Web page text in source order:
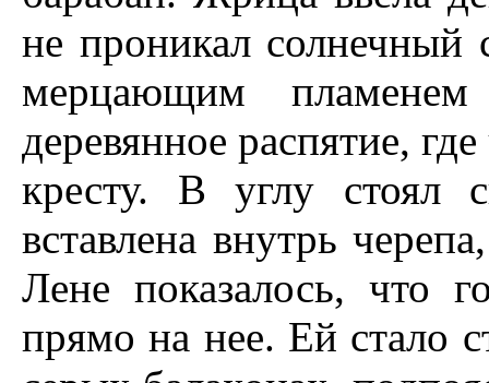
не проникал солнечный
мерцающим
деревянное распятие,
кресту. В углу стоял
вставлена внутрь
Лене показалось, что
прямо на нее. Ей стало